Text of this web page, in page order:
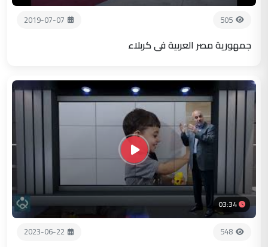
505
2019-07-07
جمهورية مصر العربية في كربلاء
03:34
548
2023-06-22